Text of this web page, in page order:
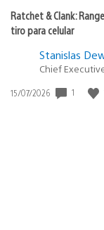
Ratchet & Clank:
tiro para celular
Stanislas
Chief
Data
15/07/2026 1